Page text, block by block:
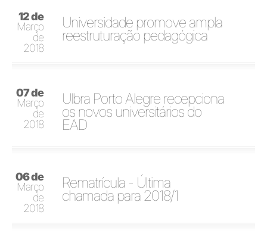
12 de
Março
de
2018
Universidade promove ampla
reestruturação pedagógica
07 de
Março
de
2018
Ulbra Porto Alegre recepciona
os novos universitários do
EAD
06 de
Março
de
2018
Rematrícula - Última
chamada para 2018/1